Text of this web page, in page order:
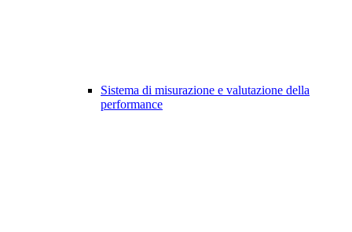
Sistema di misurazione e valutazione della
performance